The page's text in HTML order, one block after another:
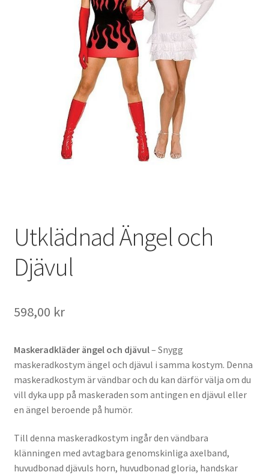
Utklädnad Ängel och
Djävul
598,00 kr
Maskeradkläder ängel och djävul– Snygg
maskeradkostym ängel och djävul i samma kostym. Denna
maskeradkostym är vändbar och du kan därför välja om du
vill dyka upp på maskeraden som antingen en djävul eller
en ängel beroende på humör.
Till denna maskeradkostym ingår den vändbara
klänningen med avtagbara genomskinliga axelband,
huvudbonad djävuls horn, huvudbonad gloria, handskar